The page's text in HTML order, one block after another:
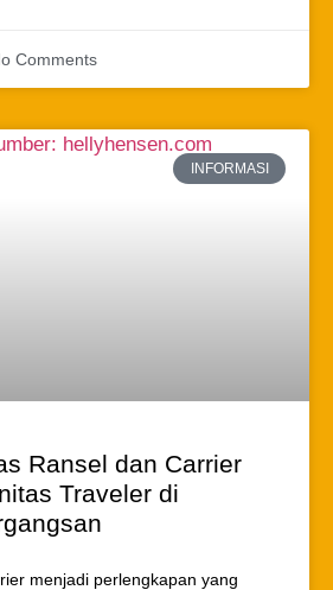
Comments
INFORMASI
Ransel dan Carrier
Traveler di
menjadi perlengkapan yang